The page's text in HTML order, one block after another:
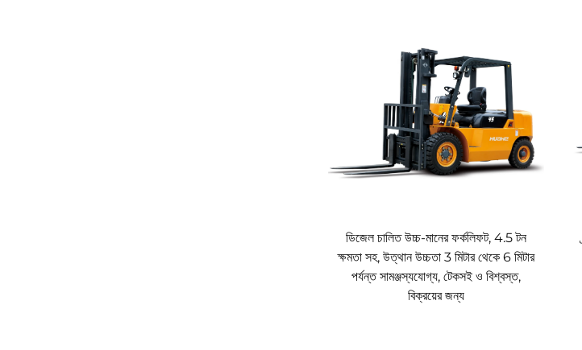
ডিজেল চালিত উচ্চ-মানের ফর্কলিফট, 4.5 টন
ক্ষমতা সহ, উত্থান উচ্চতা 3 মিটার থেকে 6 মিটার
পর্যন্ত সামঞ্জস্যযোগ্য, টেকসই ও বিশ্বস্ত,
বিক্রয়ের জন্য